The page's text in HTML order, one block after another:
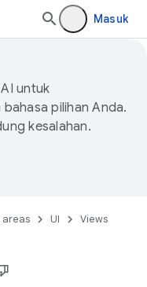
Masuk
untuk
pilihan Anda.
kesalahan.
areas UI
Views